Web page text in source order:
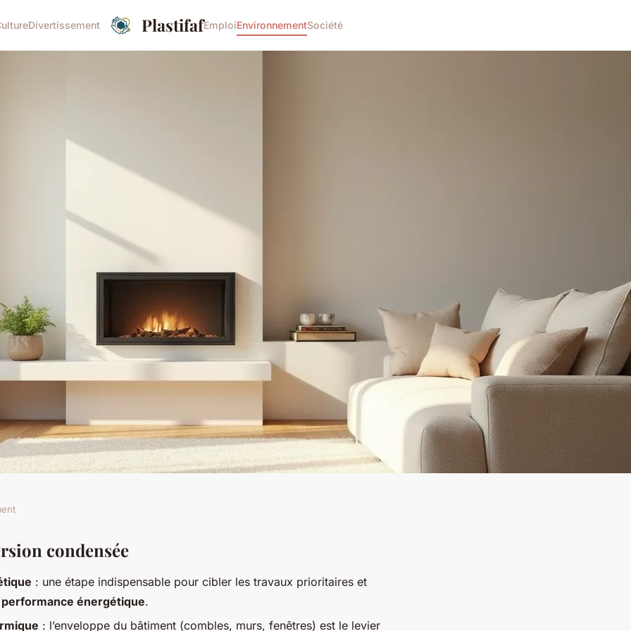
Divertissement PlastifafEmploiEnvironnementSociété
: comment
chez vous
condensée
: une étape indispensable pour cibler les travaux prioritaires et
performance énergétique.
: l’enveloppe du bâtiment (combles, murs, fenêtres) est le levier